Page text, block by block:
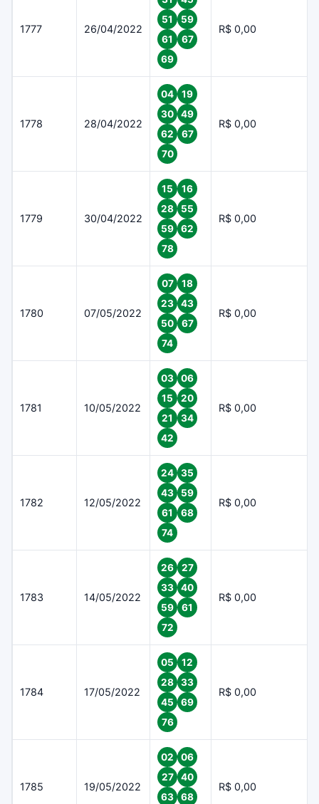
1777 26/04/2022
51
59
61
67
69
R$ 0,00
1778 28/04/2022
04
19
30
49
62
67
70
R$ 0,00
1779 30/04/2022
15
16
28
55
59
62
78
R$ 0,00
1780 07/05/2022
07
18
23
43
50
67
74
R$ 0,00
1781 10/05/2022
03
06
15
20
21
34
42
R$ 0,00
1782 12/05/2022
24
35
43
59
61
68
74
R$ 0,00
1783 14/05/2022
26
27
33
40
59
61
72
R$ 0,00
1784 17/05/2022
05
12
28
33
45
69
76
R$ 0,00
1785 19/05/2022
02
06
27
40
63
68
R$ 0,00